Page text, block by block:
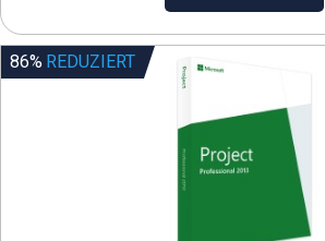
86% REDUZIERT